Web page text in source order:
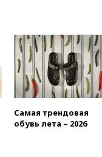
Самая трендовая
обувь лета – 2026